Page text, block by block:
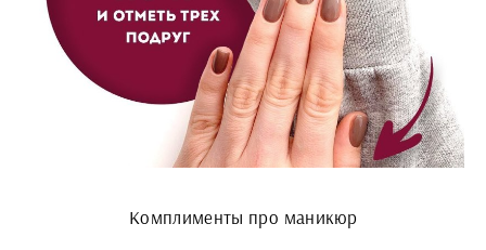
Комплименты про маникюр